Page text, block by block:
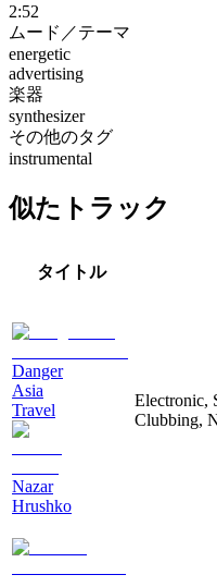
2:52
ムード／テーマ
energetic
advertising
楽器
synthesizer
その他のタグ
instrumental
似たトラック
タイトル
Danger
Asia
Travel
Nazar
Hrushko
Electronic,
Clubbing,